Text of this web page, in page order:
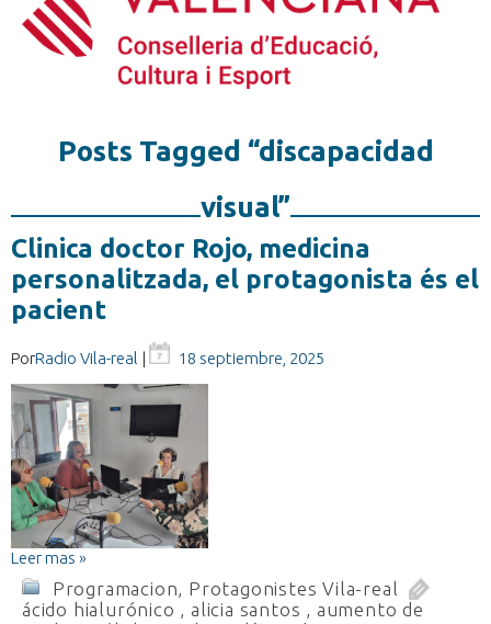
Posts Tagged “discapacidad
visual”
Clinica doctor Rojo, medicina
personalitzada, el protagonista és el
pacient
PorRadio Vila-real | 18 septiembre, 2025
Leer mas »
Programacion, Protagonistes Vila-real
ácido hialurónico , alicia santos , aumento de